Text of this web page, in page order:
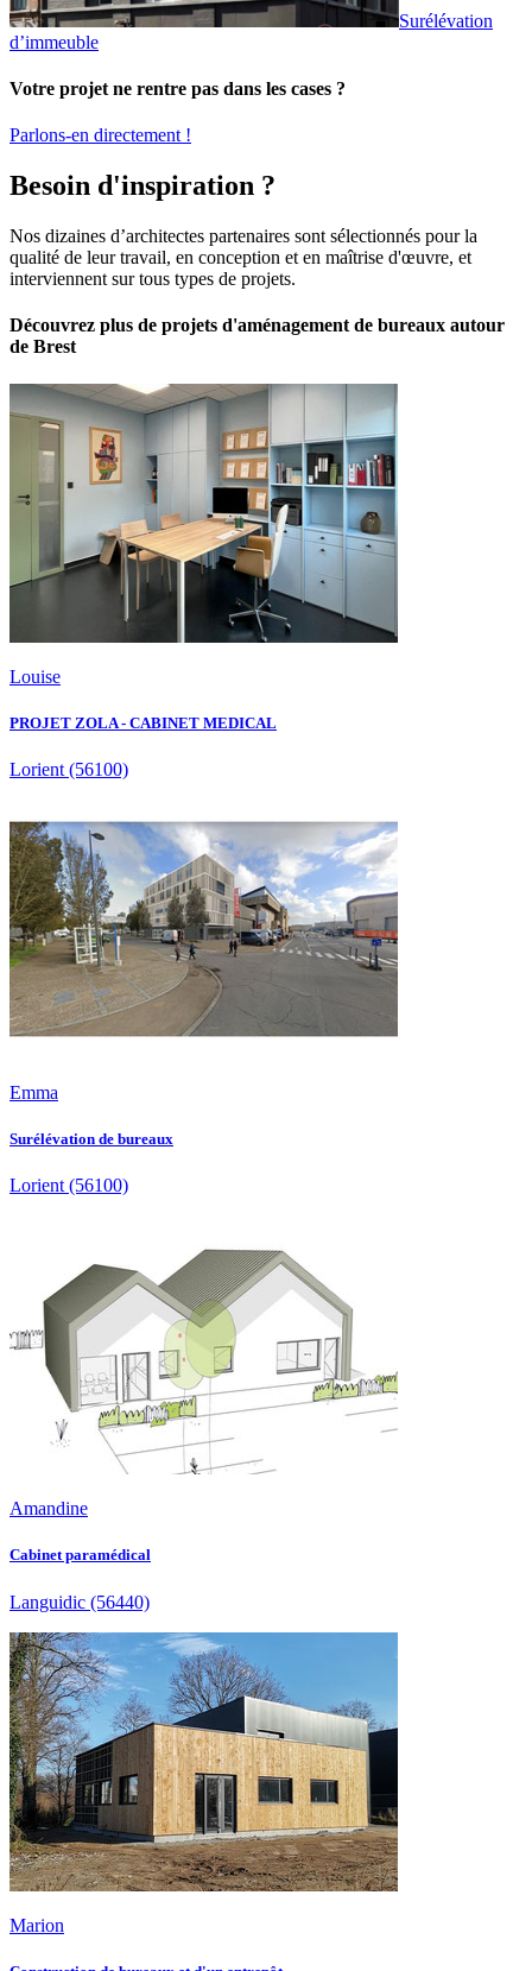
Surélévation
d’immeuble
Votre projet ne rentre pas dans les cases ?
Parlons-en directement !
Besoin d'inspiration ?
Nos dizaines d’architectes partenaires sont sélectionnés pour la
qualité de leur travail, en conception et en maîtrise d'œuvre, et
interviennent sur tous types de projets.
Découvrez plus de projets d'aménagement de bureaux autour
de Brest
Louise
PROJET ZOLA - CABINET MEDICAL
Lorient (56100)
Emma
Surélévation de bureaux
Lorient (56100)
Amandine
Cabinet paramédical
Languidic (56440)
Marion